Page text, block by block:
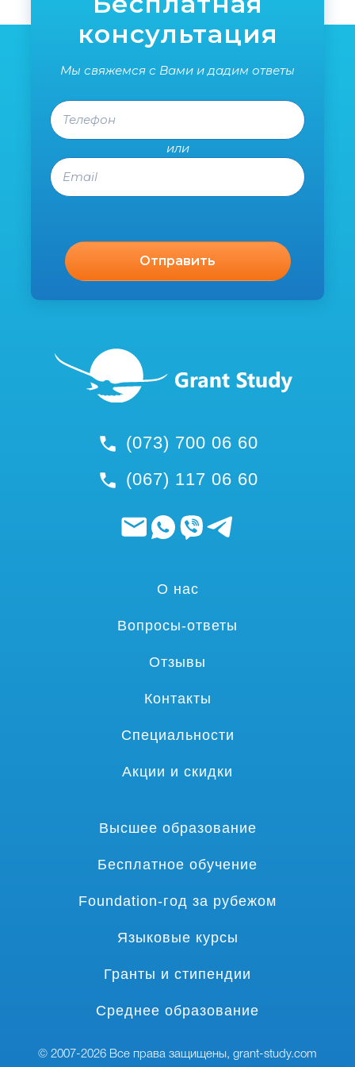
(073) 700 06 60
(067) 117 06 60
консультация
Мы свяжемся с Вами и дадим ответы
Телефон
или
Email
О нас
Вопросы-ответы
Отзывы
Контакты
Специальности
Акции и скидки
Высшее образование
Бесплатное обучение
Foundation-год за рубежом
Языковые курсы
Гранты и стипендии
Среднее образование
© 2007-2026 Все права защищены, grant-study.com